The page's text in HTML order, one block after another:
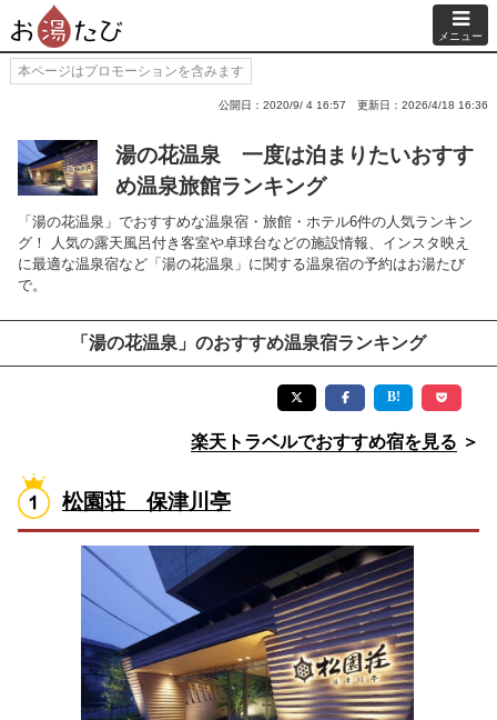
メニュー
本ページはプロモーションを含みます
公開日：2020/9/ 4 16:57 更新日：2026/4/18 16:36
湯の花温泉 一度は泊まりたいおすす
め温泉旅館ランキング
「湯の花温泉」でおすすめな温泉宿・旅館・ホテル6件の人気ランキン
グ！ 人気の露天風呂付き客室や卓球台などの施設情報、インスタ映え
に最適な温泉宿など「湯の花温泉」に関する温泉宿の予約はお湯たび
で。
「湯の花温泉」のおすすめ温泉宿ランキング
楽天トラベルでおすすめ宿を見る ＞
松園荘 保津川亭